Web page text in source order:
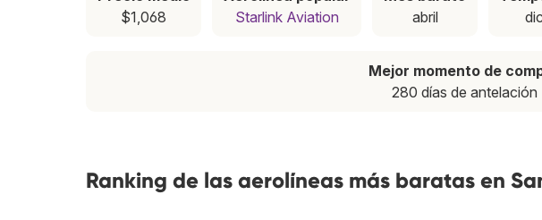
$1,068
Starlink Aviation
abril
Mejor momento de
280 días de antelación
Ranking de las aerolíneas más baratas en